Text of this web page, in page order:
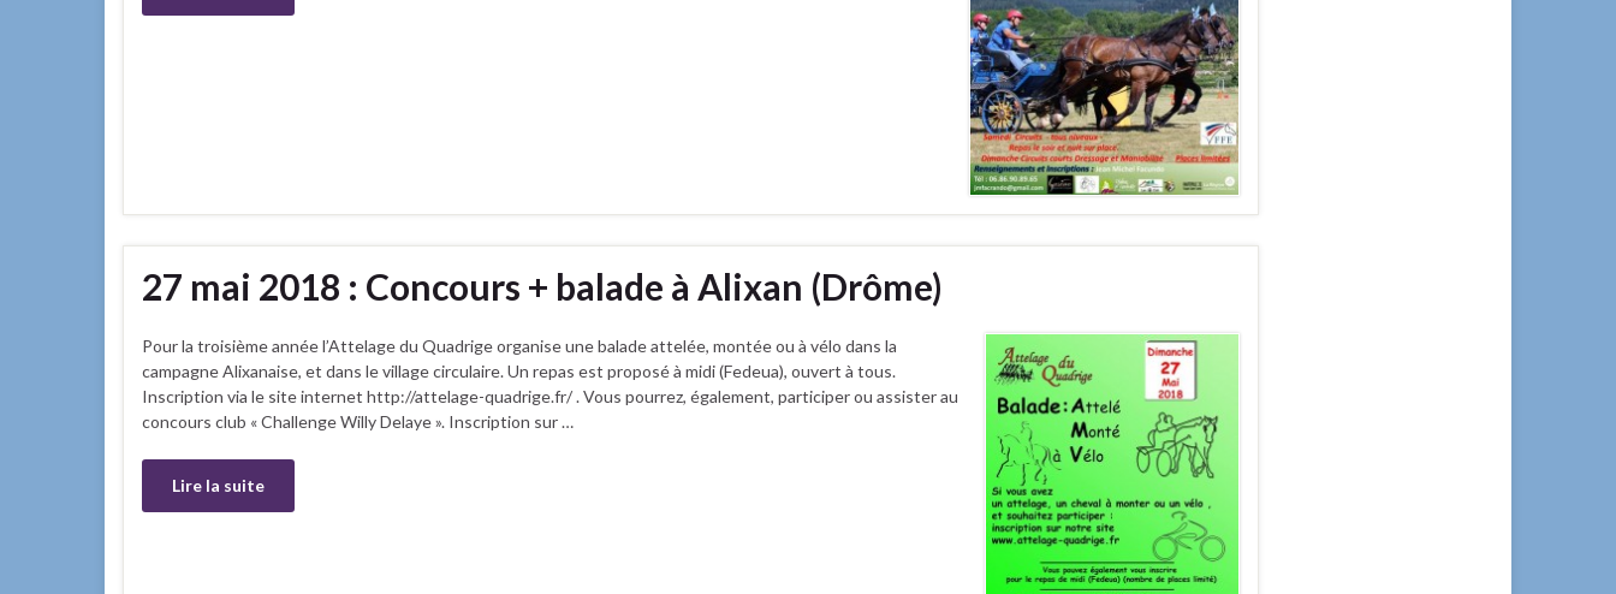
27 mai 2018 : Concours + balade à Alixan (Drôme)
Pour la troisième année l’Attelage du Quadrige organise une balade attelée, montée ou à vélo dans la
campagne Alixanaise, et dans le village circulaire. Un repas est proposé à midi (Fedeua), ouvert à tous.
Inscription via le site internet http://attelage-quadrige.fr/ . Vous pourrez, également, participer ou assister au
concours club « Challenge Willy Delaye ». Inscription sur …
Lire la suite